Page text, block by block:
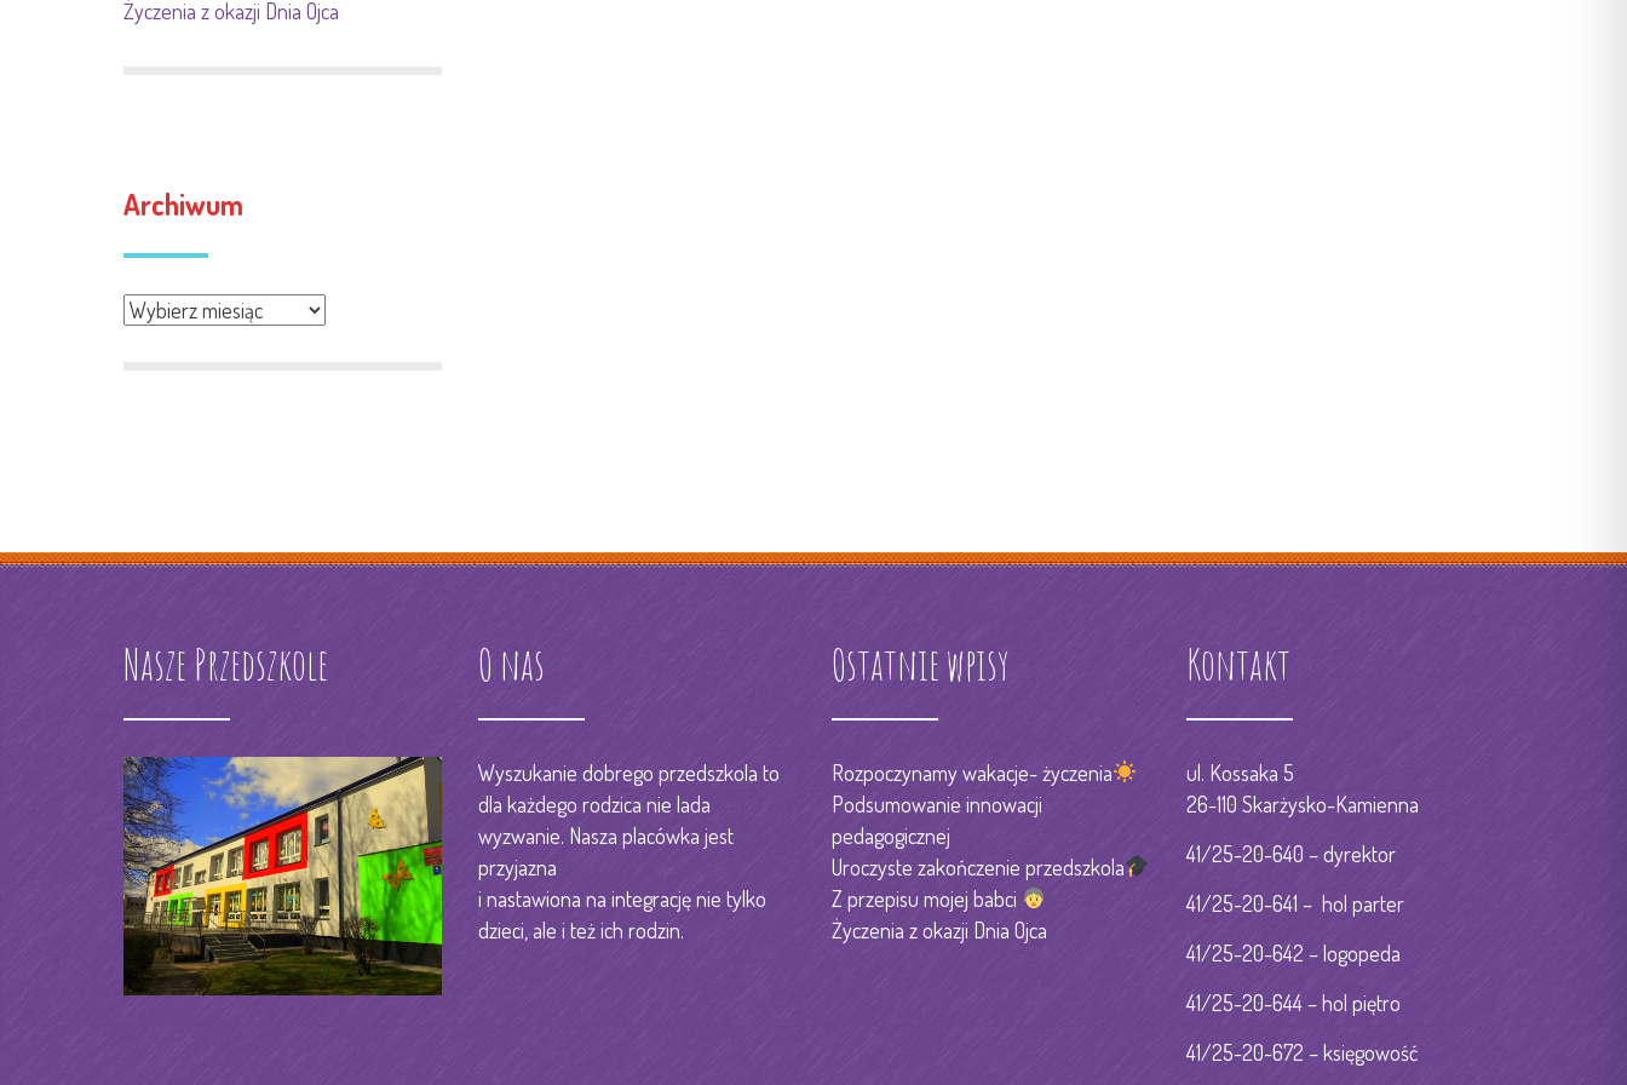
Życzenia z okazji Dnia Ojca
Archiwum
Archiwum
Nasze Przedszkole O nas
Wyszukanie dobrego przedszkola to
dla każdego rodzica nie lada
wyzwanie. Nasza placówka jest
przyjazna
i nastawiona na integrację nie tylko
dzieci, ale i też ich rodzin.
Ostatnie wpisy
Rozpoczynamy wakacje- życzenia
Podsumowanie innowacji
pedagogicznej
Uroczyste zakończenie przedszkola
Z przepisu mojej babci
Życzenia z okazji Dnia Ojca
Kontakt
ul. Kossaka 5
26-110 Skarżysko-Kamienna
41/25-20-640 – dyrektor
41/25-20-641 – hol parter
41/25-20-642 – logopeda
41/25-20-644 – hol piętro
41/25-20-672 – księgowość